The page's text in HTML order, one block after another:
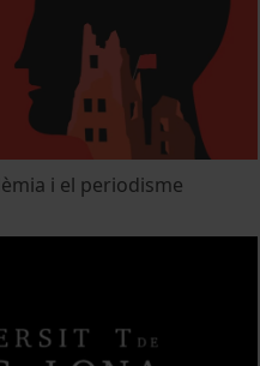
i el periodisme